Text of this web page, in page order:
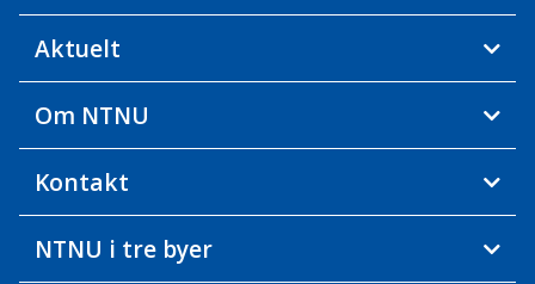
Aktuelt
Om NTNU
Kontakt
NTNU i tre byer